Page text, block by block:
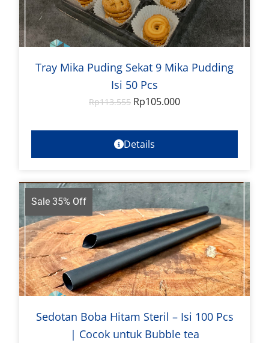
Tray Mika Puding Sekat 9 Mika Pudding
Isi 50 Pcs
Rp113.555 Rp105.000
Details
Sale 35% Off
Sedotan Boba Hitam Steril – Isi 100 Pcs
| Cocok untuk Bubble tea